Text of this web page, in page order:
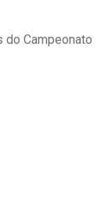
do Campeonato